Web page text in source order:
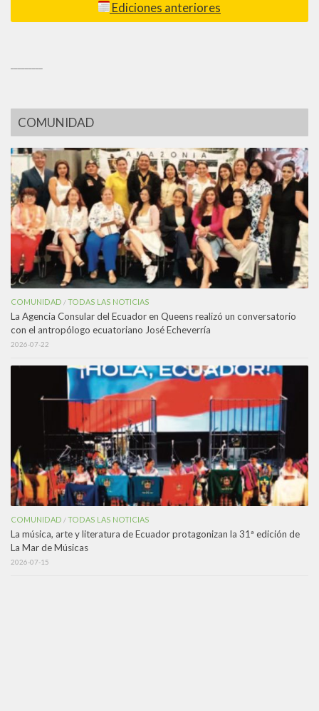
Ediciones anteriores
COMUNIDAD
COMUNIDAD /TODAS LAS NOTICIAS
La Agencia Consular del Ecuador en Queens realizó un conversatorio
con el antropólogo ecuatoriano José Echeverría
2026-07-22
COMUNIDAD /TODAS LAS NOTICIAS
La música, arte y literatura de Ecuador protagonizan la 31ª edición de
La Mar de Músicas
2026-07-15